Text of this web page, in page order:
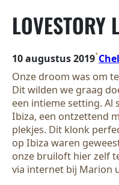
LOVESTORY
10 augustus 2019•
Onze droom was om
Dit wilden we graag
een intieme setting. Al
Ibiza, een ontzettend
plekjes. Dit klonk
op Ibiza waren
onze bruiloft hier zelf
via internet bij Marion